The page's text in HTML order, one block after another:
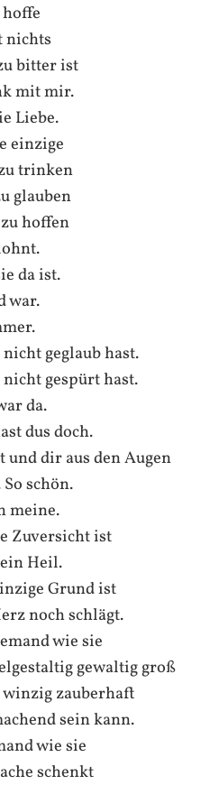
nichts
bitter ist
mit mir.
Liebe.
einzige
trinken
glauben
hoffen
da ist.
war.
geglaub hast.
gespürt hast.
da.
dus doch.
dir aus den Augen
schön.
meine.
Zuversicht ist
Heil.
Grund ist
noch schlägt.
wie sie
gewaltig groß
zauberhaft
sein kann.
wie sie
schenkt